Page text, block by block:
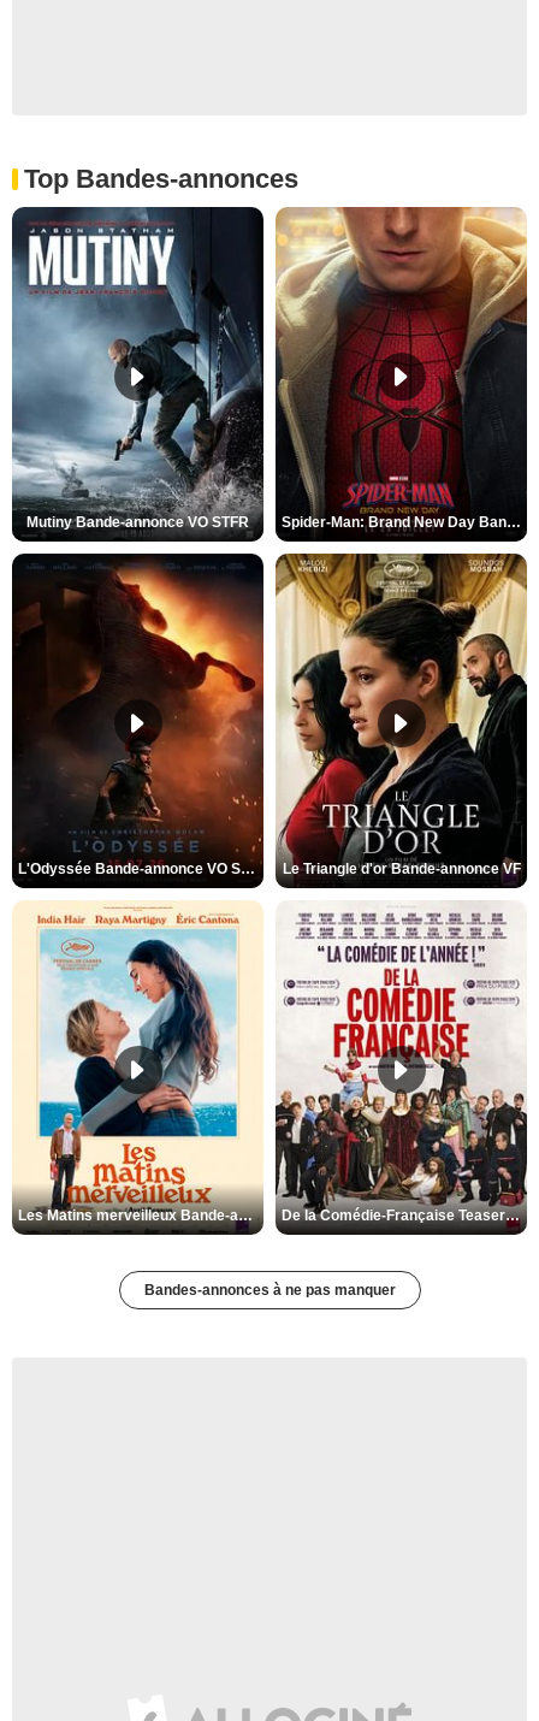
Top Bandes-annonces
Mutiny Bande-annonce VO STFR Spider-Man: Brand New Day Bande-annonce VO STFR
L'Odyssée Bande-annonce VO STFR Le Triangle d'or Bande-annonce VF
Les Matins merveilleux Bande-annonce VF De la Comédie-Française Teaser VF
Bandes-annonces à ne pas manquer